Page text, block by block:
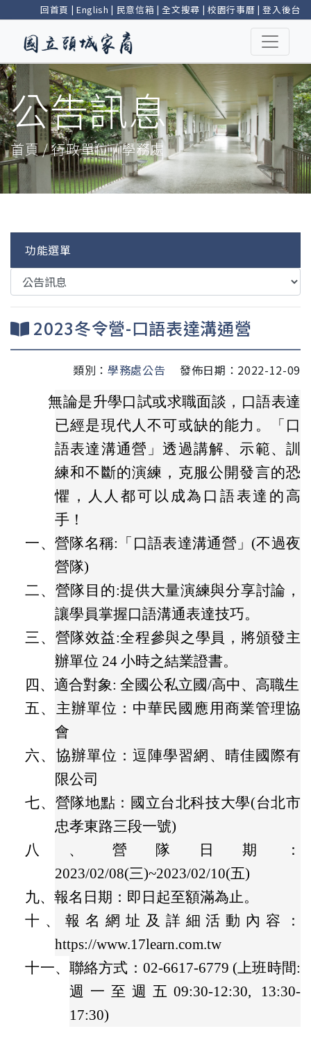
回首頁 | English | 民意信箱 |全文搜尋 | 校園行事曆 |登入後台
公告訊息
首頁 / 行政單位 / 學務處
功能選單
2023冬令營-口語表達溝通營
類別： 學務處公告
發佈日期：2022-12-09
無論是升學口試或求職面談，口語表達
已經是現代人不可或缺的能力。「口
語表達溝通營」透過講解、示範、訓
練和不斷的演練，克服公開發言的恐
懼，人人都可以成為口語表達的高
手！
一、 營隊名稱:「口語表達溝通營」(不過夜
營隊)
二、 營隊目的:提供大量演練與分享討論，
讓學員掌握口語溝通表達技巧。
三、 營隊效益:全程參與之學員，將頒發主
辦單位 24 小時之結業證書。
四、適合對象: 全國公私立國/高中、高職生
五、 主辦單位：中華民國應用商業管理協
會
六、 協辦單位：逗陣學習網、晴佳國際有
限公司
七、 營隊地點：國立台北科技大學(台北市
忠孝東路三段一號)
八、 營隊日期：
2023/02/08(三)~2023/02/10(五)
九、報名日期：即日起至額滿為止。
十、報名網址及詳細活動內容：
https://www.17learn.com.tw
十一、 聯絡方式：02-6617-6779 (上班時間:
週一至週五09:30-12:30, 13:30-
17:30)